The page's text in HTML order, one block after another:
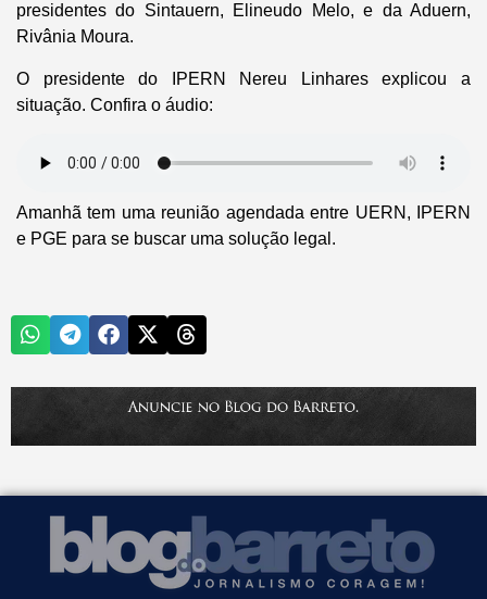
presidentes do Sintauern, Elineudo Melo, e da Aduern,
Rivânia Moura.
O presidente do IPERN Nereu Linhares explicou a
situação. Confira o áudio:
Amanhã tem uma reunião agendada entre UERN, IPERN
e PGE para se buscar uma solução legal.